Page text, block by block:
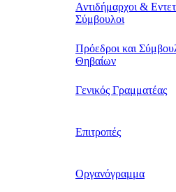
Αντιδήμαρχοι &
Σύμβουλοι
Πρόεδροι και
Θηβαίων
Γενικός Γραμματέας
Επιτροπές
Οργανόγραμμα